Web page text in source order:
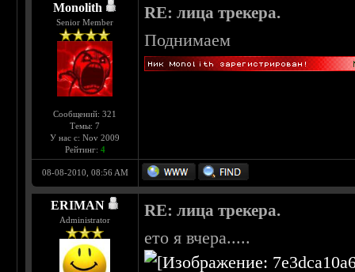
Monolith
Senior Member
Сообщений: 321
Темы: 7
У нас с: Nov 2009
Рейтинг: 4
RE: лица трекера.
Поднимаем
08-08-2010, 08:56 AM
ERIMAN
Administrator
RE: лица трекера.
ето я вчера.....